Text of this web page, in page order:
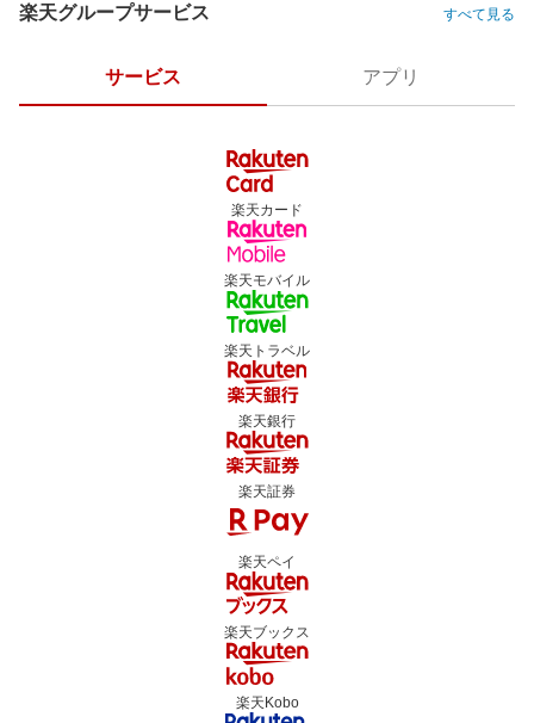
楽天グループサービス すべて見る
サービス アプリ
楽天カード
楽天モバイル
楽天トラベル
楽天銀行
楽天証券
楽天ペイ
楽天ブックス
楽天Kobo